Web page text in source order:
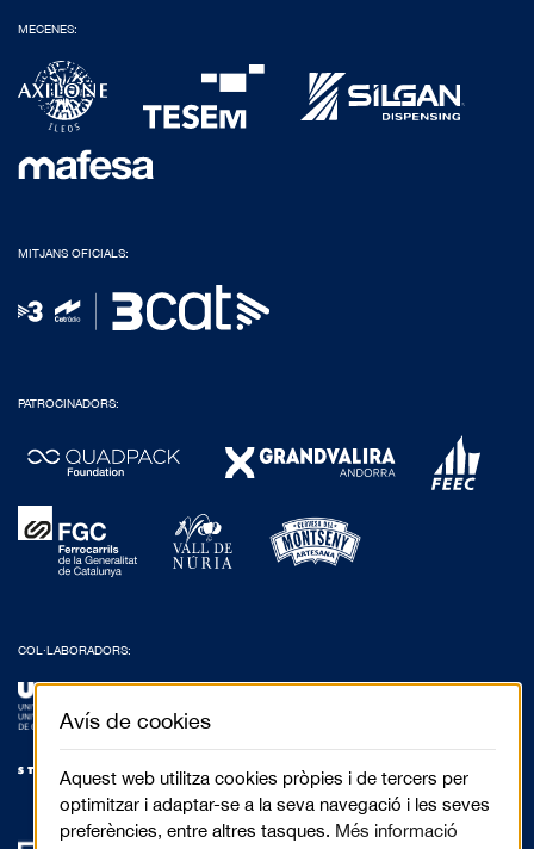
MECENES:
MITJANS OFICIALS:
PATROCINADORS:
COL·LABORADORS:
Avís de cookies
Aquest web utilitza cookies pròpies i de tercers per
optimitzar i adaptar-se a la seva navegació i les seves
preferències, entre altres tasques. Més informació